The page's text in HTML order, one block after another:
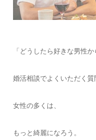
「どうしたら好きな男性
婚活相談でよくいただく質
女性の多くは、
もっと綺麗になろう。